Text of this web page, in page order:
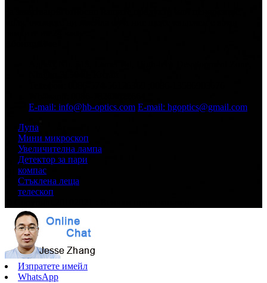
E-mail: info@hb-optics.com E-mail: hgoptics@gmail.com
Лупа
Мини микроскоп
Увеличителна лампа
Детектор за пари
компас
Стъклена леща
телескоп
Изпратете имейл
WhatsApp